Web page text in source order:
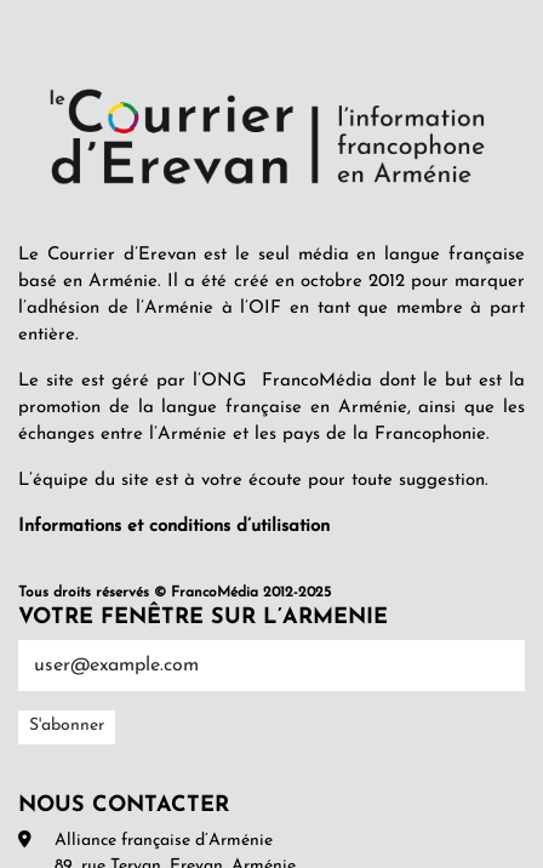
Le Courrier d’Erevan est le seul média en langue française
basé en Arménie. Il a été créé en octobre 2012 pour marquer
l’adhésion de l’Arménie à l’OIF en tant que membre à part
entière.
Le site est géré par l’ONG FrancoMédia dont le but est la
promotion de la langue française en Arménie, ainsi que les
échanges entre l’Arménie et les pays de la Francophonie.
L’équipe du site est à votre écoute pour toute suggestion.
Informations et conditions d’utilisation
Tous droits réservés © FrancoMédia 2012-2025
VOTRE FENÊTRE SUR L’ARMENIE
NOUS CONTACTER
Alliance française d’Arménie